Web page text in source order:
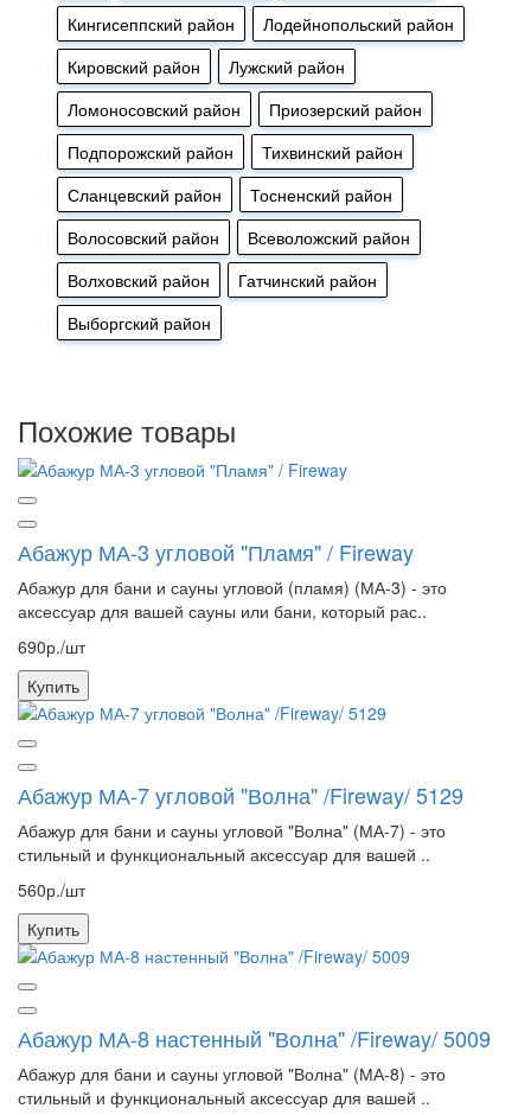
Кингисеппский район
Лодейнопольский район
Кировский район
Лужский район
Ломоносовский район
Приозерский район
Подпорожский район
Тихвинский район
Сланцевский район
Тосненский район
Волосовский район
Всеволожский район
Волховский район
Гатчинский район
Выборгский район
Похожие товары
Абажур МА-3 угловой "Пламя" / Fireway
Абажур для бани и сауны угловой (пламя) (МА-3) - это
аксессуар для вашей сауны или бани, который рас..
690р./шт
Купить
Абажур МА-7 угловой "Волна" /Fireway/ 5129
Абажур для бани и сауны угловой "Волна" (МА-7) - это
стильный и функциональный аксессуар для вашей ..
560р./шт
Купить
Абажур МА-8 настенный "Волна" /Fireway/ 5009
Абажур для бани и сауны угловой "Волна" (МА-8) - это
стильный и функциональный аксессуар для вашей ..